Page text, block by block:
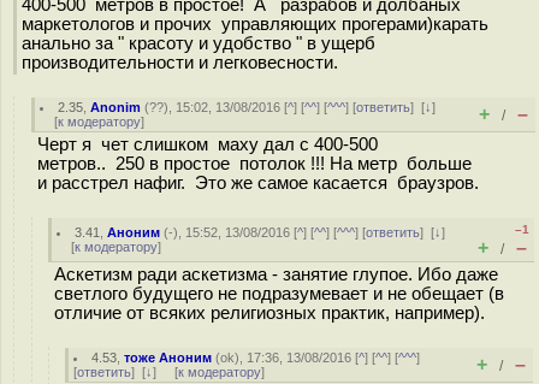
400-500 метров в простое! А разрабов и долбаных
маркетологов и прочих управляющих прогерами)карать
анально за " красоту и удобство " в ущерб
производительности и легковесности.
2.35 ,Anonim (??), 15:02, 13/08/2016 [^] [^^] [^^^] [ответить][↓]
[к модератору] + / –
Черт я чет слишком маху дал с 400-500
метров.. 250 в простое потолок !!! На метр больше
и расстрел нафиг. Это же самое касается браузров.
3.41 ,Аноним (-), 15:52, 13/08/2016 [^] [^^] [^^^] [ответить][↓]
[к модератору]
–1
+ / –
Аскетизм ради аскетизма - занятие глупое. Ибо даже
светлого будущего не подразумевает и не обещает (в
отличие от всяких религиозных практик, например).
4.53 ,тоже Аноним (ok), 17:36, 13/08/2016 [^] [^^] [^^^]
[ответить] [↓] [к модератору] + / –